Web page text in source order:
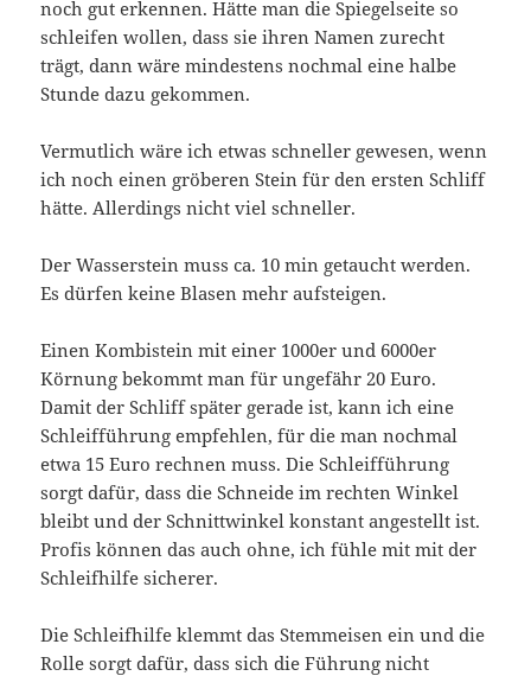
noch gut erkennen. Hätte man die Spiegelseite so
schleifen wollen, dass sie ihren Namen zurecht
trägt, dann wäre mindestens nochmal eine halbe
Stunde dazu gekommen.
Vermutlich wäre ich etwas schneller gewesen, wenn
ich noch einen gröberen Stein für den ersten Schliff
hätte. Allerdings nicht viel schneller.
Der Wasserstein muss ca. 10 min getaucht werden.
Es dürfen keine Blasen mehr aufsteigen.
Einen Kombistein mit einer 1000er und 6000er
Körnung bekommt man für ungefähr 20 Euro.
Damit der Schliff später gerade ist, kann ich eine
Schleifführung empfehlen, für die man nochmal
etwa 15 Euro rechnen muss. Die Schleifführung
sorgt dafür, dass die Schneide im rechten Winkel
bleibt und der Schnittwinkel konstant angestellt ist.
Profis können das auch ohne, ich fühle mit mit der
Schleifhilfe sicherer.
Die Schleifhilfe klemmt das Stemmeisen ein und die
Rolle sorgt dafür, dass sich die Führung nicht